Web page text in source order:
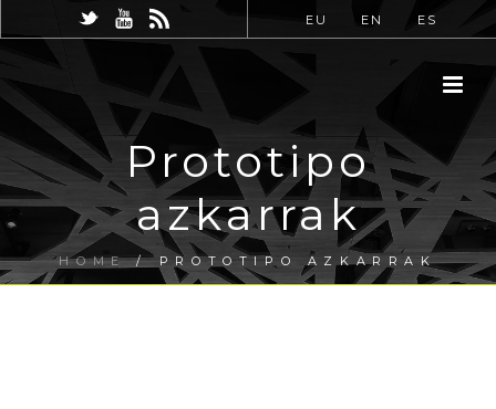
EU EN ES
Prototipo
azkarrak
HOME/ PROTOTIPO AZKARRAK